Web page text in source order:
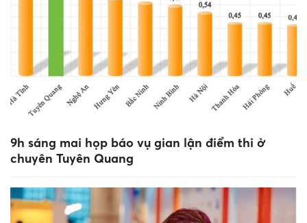
9h sáng mai họp báo vụ gian lận điểm thi ở
chuyên Tuyên Quang